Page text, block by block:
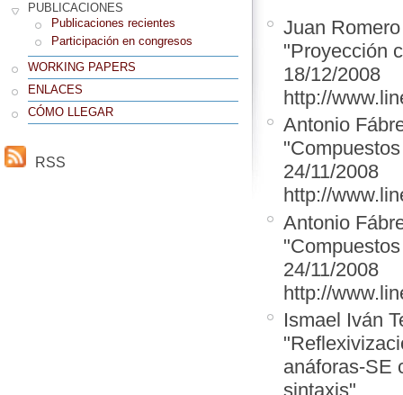
PUBLICACIONES
Publicaciones recientes
Participación en congresos
WORKING PAPERS
ENLACES
CÓMO LLEGAR
RSS
Juan Romero
"Proyección
18/12/2008
http://
Antonio
24/11/2008
http://
Antonio
24/11/2008
http://
Ismael Iván
anáforas-SE
sintaxis"